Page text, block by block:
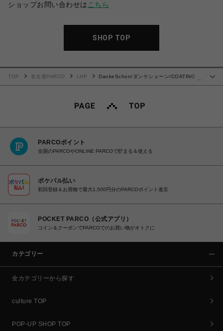
ショップお問い合わせは こちら
SHOP TOP
…
TOP 名古屋PARCO LHP
DankeSchon/ダンケシェーン/COATING
PARCOポイント
全国のPARCOやONLINE PARCOで貯まる＆使える
ポケパル払い
初回登録＆お買物で最大1,500円分のPARCOポイント進呈
POCKET PARCO（公式アプリ）
コイン＆クーポンでPARCOでのお買い物がオトクに
カテゴリー
全カテゴリーから探す
culture TOP
POP-UP SHOP TOP